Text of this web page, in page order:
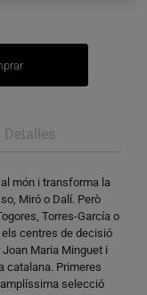
Detalles
món i transforma la
Miró o Dalí. Però
Torres-García o
centres de decisió
Maria Minguet i
catalana. Primeres
selecció